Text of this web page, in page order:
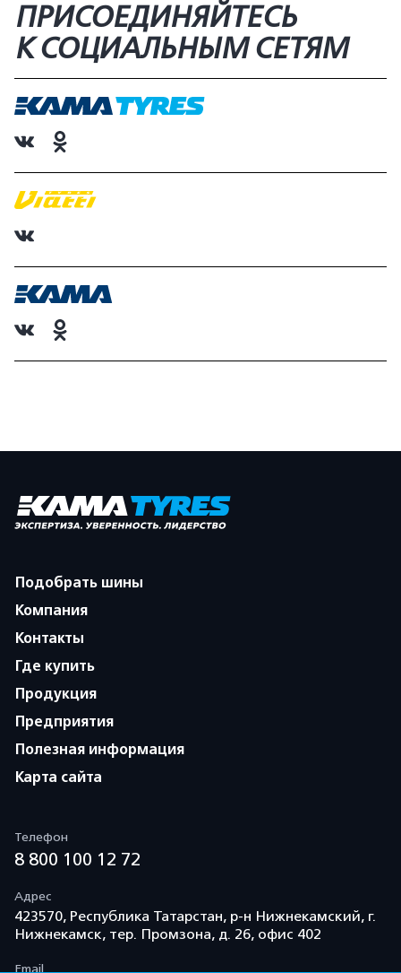
ПРИСОЕДИНЯЙТЕСЬ
К СОЦИАЛЬНЫМ СЕТЯМ
Подобрать шины
Компания
Контакты
Где купить
Продукция
Предприятия
Полезная информация
Карта сайта
Телефон
8 800 100 12 72
Адрес
423570, Республика Татарстан, р-н Нижнекамский, г.
Нижнекамск, тер. Промзона, д. 26, офис 402
Email